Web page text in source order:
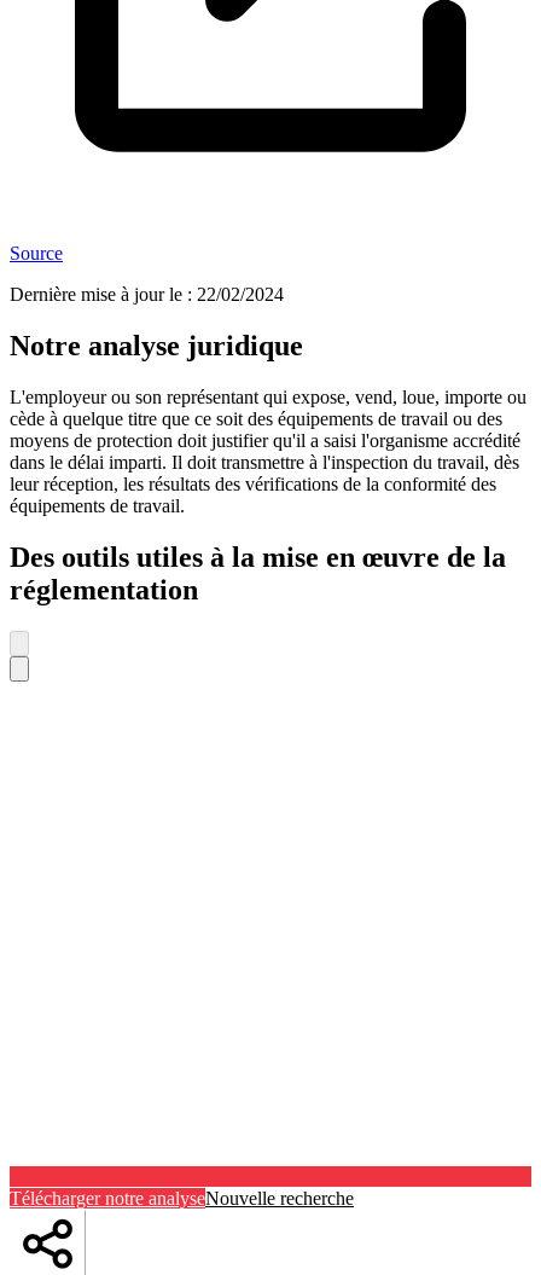
Source
Dernière mise à jour le : 22/02/2024
Notre analyse juridique
L'employeur ou son représentant qui expose, vend, loue, importe ou
cède à quelque titre que ce soit des équipements de travail ou des
moyens de protection doit justifier qu'il a saisi l'organisme accrédité
dans le délai imparti. Il doit transmettre à l'inspection du travail, dès
leur réception, les résultats des vérifications de la conformité des
équipements de travail.
Des outils utiles à la mise en œuvre de la
réglementation
Télécharger notre analyseNouvelle recherche